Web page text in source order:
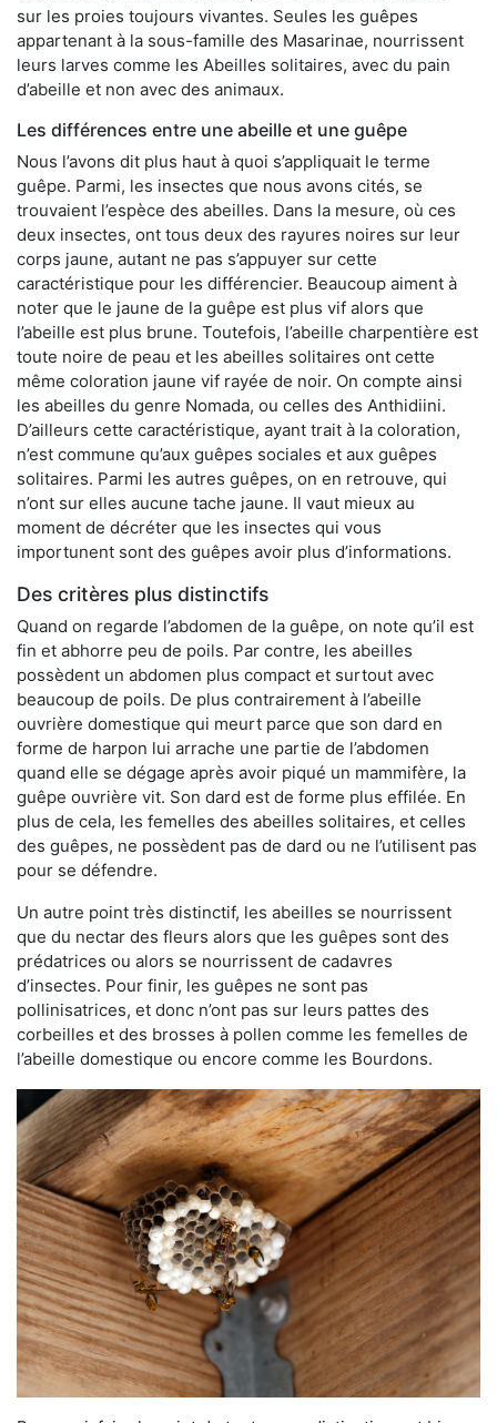
sur les proies toujours vivantes. Seules les guêpes
appartenant à la sous-famille des Masarinae, nourrissent
leurs larves comme les Abeilles solitaires, avec du pain
d’abeille et non avec des animaux.
Les différences entre une abeille et une guêpe
Nous l’avons dit plus haut à quoi s’appliquait le terme
guêpe. Parmi, les insectes que nous avons cités, se
trouvaient l’espèce des abeilles. Dans la mesure, où ces
deux insectes, ont tous deux des rayures noires sur leur
corps jaune, autant ne pas s’appuyer sur cette
caractéristique pour les différencier. Beaucoup aiment à
noter que le jaune de la guêpe est plus vif alors que
l’abeille est plus brune. Toutefois, l’abeille charpentière est
toute noire de peau et les abeilles solitaires ont cette
même coloration jaune vif rayée de noir. On compte ainsi
les abeilles du genre Nomada, ou celles des Anthidiini.
D’ailleurs cette caractéristique, ayant trait à la coloration,
n’est commune qu’aux guêpes sociales et aux guêpes
solitaires. Parmi les autres guêpes, on en retrouve, qui
n’ont sur elles aucune tache jaune. Il vaut mieux au
moment de décréter que les insectes qui vous
importunent sont des guêpes avoir plus d’informations.
Des critères plus distinctifs
Quand on regarde l’abdomen de la guêpe, on note qu’il est
fin et abhorre peu de poils. Par contre, les abeilles
possèdent un abdomen plus compact et surtout avec
beaucoup de poils. De plus contrairement à l’abeille
ouvrière domestique qui meurt parce que son dard en
forme de harpon lui arrache une partie de l’abdomen
quand elle se dégage après avoir piqué un mammifère, la
guêpe ouvrière vit. Son dard est de forme plus effilée. En
plus de cela, les femelles des abeilles solitaires, et celles
des guêpes, ne possèdent pas de dard ou ne l’utilisent pas
pour se défendre.
Un autre point très distinctif, les abeilles se nourrissent
que du nectar des fleurs alors que les guêpes sont des
prédatrices ou alors se nourrissent de cadavres
d’insectes. Pour finir, les guêpes ne sont pas
pollinisatrices, et donc n’ont pas sur leurs pattes des
corbeilles et des brosses à pollen comme les femelles de
l’abeille domestique ou encore comme les Bourdons.